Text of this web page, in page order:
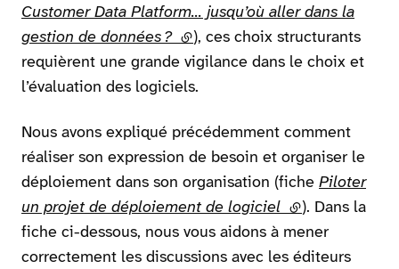
Customer Data Platform... jusqu’où aller dans la
gestion de données ? (lien externe)
), ces choix structurants
requièrent une grande vigilance dans le choix et
l’évaluation des logiciels.
Nous avons expliqué précédemment comment
réaliser son expression de besoin et organiser le
déploiement dans son organisation (fiche Piloter
un projet de déploiement de logiciel (lien externe)
). Dans la
fiche ci-dessous, nous vous aidons à mener
correctement les discussions avec les éditeurs